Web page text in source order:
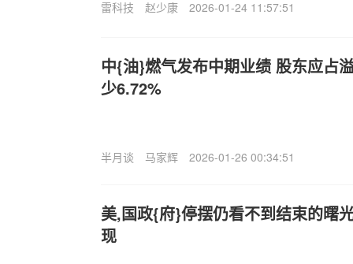
雷科技 赵少康 2026-01-24 11:57:51
中{油}燃气发布中期业绩 股东应占
少6.72%
半月谈 马家辉 2026-01-26 00:34:51
美,国政{府}停摆仍看不到结束的曙
现